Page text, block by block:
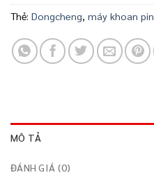
Thẻ: Dongcheng, máy khoan pin
MÔ TẢ
ĐÁNH GIÁ (0)